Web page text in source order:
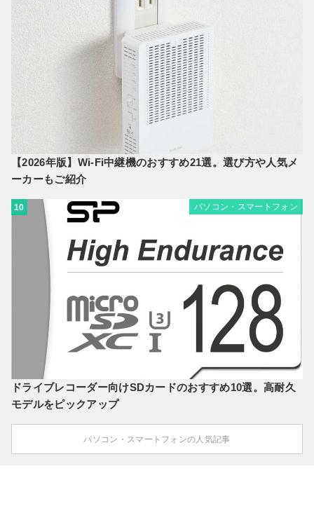
【2026年版】Wi-Fi中継機のおすすめ21選。選び方や人気メ
ーカーもご紹介
10 パソコン・スマートフォン
ドライブレコーダー向けSDカードのおすすめ10選。高耐久
モデルをピックアップ
パソコン・スマートフォンの人気記事